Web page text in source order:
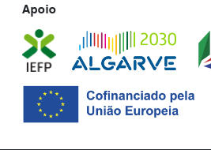
Apoio